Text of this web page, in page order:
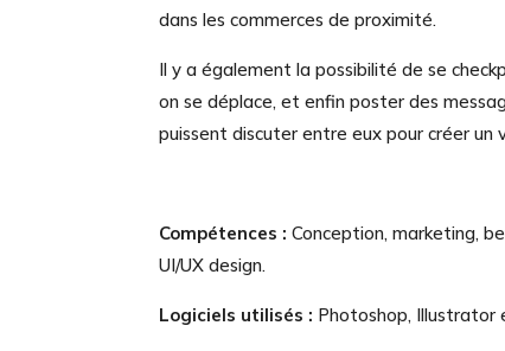
dans les commerces de proximité.
Il y a également la possibilité de se
on se déplace, et enfin poster des
puissent discuter entre eux pour créer un
Compétences : Conception, marketing,
UI/UX design.
Logiciels utilisés : Photoshop, Illustrator